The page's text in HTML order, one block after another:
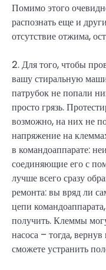
Помимо этого
распознать еще и
отсутствие отжима,
2. Для того, чтобы
вашу стиральную
патрубок не попали
просто грязь.
возможно, на них не
напряжение на
в командоаппарате:
соединяющие его с
лучше всего сразу
ремонта: вы вряд ли
цепи
получить. Клеммы
насоса – тогда,
сможете устранить